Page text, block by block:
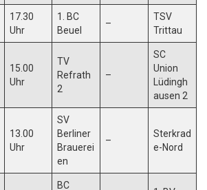
17.30
Uhr
1. BC
Beuel
–
TSV
Trittau
15.00
Uhr
TV
Refrath
2
–
SC
Union
Lüdingh
ausen 2
13.00
Uhr
SV
Berliner
Brauerei
en
–
Sterkrad
e-Nord
BC